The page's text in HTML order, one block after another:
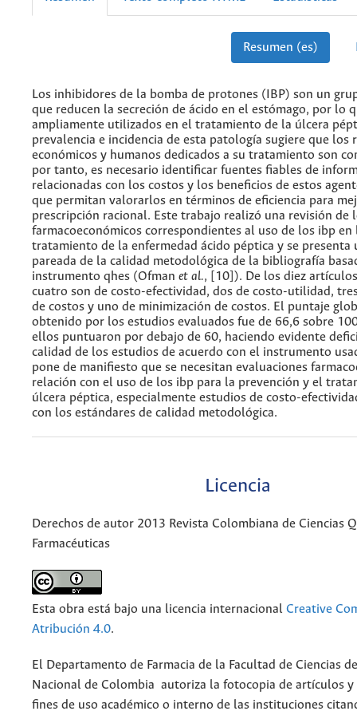
Resumen (es)
Los inhibidores de la bomba de protones (IBP) son un
que reducen la secreción de ácido en el estómago, por lo
ampliamente utilizados en el tratamiento de la úlcera
prevalencia e incidencia de esta patología sugiere que los
económicos y humanos dedicados a su tratamiento son
por tanto, es necesario identificar fuentes fiables de
relacionadas con los costos y los beneficios de estos
que permitan valorarlos en términos de eficiencia para
prescripción racional. Este trabajo realizó una revisión de
farmacoeconómicos correspondientes al uso de los ibp en
tratamiento de la enfermedad ácido péptica y se presenta
pareada de la calidad metodológica de la bibliografía
instrumento qhes (Ofman et al., [10]). De los diez
cuatro son de costo-efectividad, dos de costo-utilidad,
de costos y uno de minimización de costos. El puntaje
obtenido por los estudios evaluados fue de 66,6 sobre
ellos puntuaron por debajo de 60, haciendo evidente
calidad de los estudios de acuerdo con el instrumento
pone de manifiesto que se necesitan evaluaciones
relación con el uso de los ibp para la prevención y el
úlcera péptica, especialmente estudios de costo-
con los estándares de calidad metodológica.
Licencia
Derechos de autor 2013 Revista Colombiana de Ciencias
Farmacéuticas
Esta obra está bajo una licencia internacional Creative
Atribución 4.0.
El Departamento de Farmacia de la Facultad de Ciencias
Nacional de Colombia autoriza la fotocopia de artículos
fines de uso académico o interno de las instituciones